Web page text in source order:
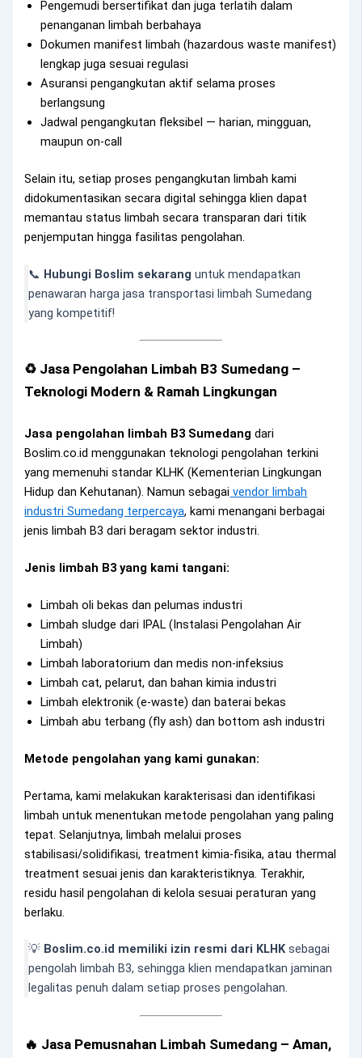
Pengemudi bersertifikat dan juga terlatih dalam
penanganan limbah berbahaya
Dokumen manifest limbah (hazardous waste manifest)
lengkap juga sesuai regulasi
Asuransi pengangkutan aktif selama proses
berlangsung
Jadwal pengangkutan fleksibel — harian, mingguan,
maupun on-call
Selain itu, setiap proses pengangkutan limbah kami
didokumentasikan secara digital sehingga klien dapat
memantau status limbah secara transparan dari titik
penjemputan hingga fasilitas pengolahan.
📞 Hubungi Boslim sekarang untuk mendapatkan
penawaran harga jasa transportasi limbah Sumedang
yang kompetitif!
♻️ Jasa Pengolahan Limbah B3 Sumedang –
Teknologi Modern & Ramah Lingkungan
Jasa pengolahan limbah B3 Sumedang dari
Boslim.co.id menggunakan teknologi pengolahan terkini
yang memenuhi standar KLHK (Kementerian Lingkungan
Hidup dan Kehutanan). Namun sebagai vendor limbah
industri Sumedang terpercaya, kami menangani berbagai
jenis limbah B3 dari beragam sektor industri.
Jenis limbah B3 yang kami tangani:
Limbah oli bekas dan pelumas industri
Limbah sludge dari IPAL (Instalasi Pengolahan Air
Limbah)
Limbah laboratorium dan medis non-infeksius
Limbah cat, pelarut, dan bahan kimia industri
Limbah elektronik (e-waste) dan baterai bekas
Limbah abu terbang (fly ash) dan bottom ash industri
Metode pengolahan yang kami gunakan:
Pertama, kami melakukan karakterisasi dan identifikasi
limbah untuk menentukan metode pengolahan yang paling
tepat. Selanjutnya, limbah melalui proses
stabilisasi/solidifikasi, treatment kimia-fisika, atau thermal
treatment sesuai jenis dan karakteristiknya. Terakhir,
residu hasil pengolahan di kelola sesuai peraturan yang
berlaku.
💡 Boslim.co.id memiliki izin resmi dari KLHK sebagai
pengolah limbah B3, sehingga klien mendapatkan jaminan
legalitas penuh dalam setiap proses pengolahan.
🔥 Jasa Pemusnahan Limbah Sumedang – Aman,